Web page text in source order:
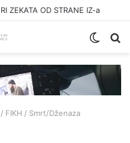
ZEKATA OD STRANE IZ-a
Switch
/ FIKH / Smrt/Dženaza